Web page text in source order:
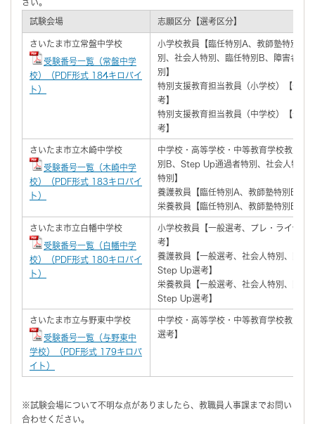
さい。
試験会場 志願区分【選考区分】
さいたま市立常盤中学校
受験番号一覧（常盤中学
校）（PDF形式 184キロバイ
ト）
小学校教員【臨任特別A、教師塾特別B
別、社会人特別、臨任特別B、障害者特
別】
特別支援教育担当教員（小学校）【全選
考】
特別支援教育担当教員（中学校）【全選
考】
さいたま市立木崎中学校
受験番号一覧（木崎中学
校）（PDF形式 183キロバイ
ト）
中学校・高等学校・中等教育学校教員【
別B、Step Up通過者特別、社会人特別
特別】
養護教員【臨任特別A、教師塾特別B、
栄養教員【臨任特別A、教師塾特別B、
さいたま市立白幡中学校
受験番号一覧（白幡中学
校）（PDF形式 180キロバイ
ト）
小学校教員【一般選考、プレ・ライセン
考】
養護教員【一般選考、社会人特別、臨任
Step Up選考】
栄養教員【一般選考、社会人特別、臨任
Step Up選考】
さいたま市立与野東中学校
受験番号一覧（与野東中
学校）（PDF形式 179キロバ
イト）
中学校・高等学校・中等教育学校教員
選考】
※試験会場について不明な点がありましたら、教職員人事課までお問い
合わせください。